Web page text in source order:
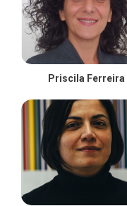
Priscila Ferreira